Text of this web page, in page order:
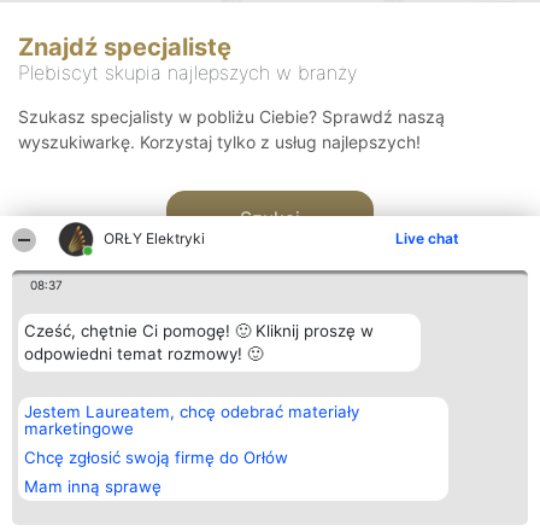
ORŁY Elektryki Live chat
08:37
Cześć, chętnie Ci pomogę! 🙂 Kliknij proszę w
odpowiedni temat rozmowy! 🙂
Jestem Laureatem, chcę odebrać materiały
marketingowe
Chcę zgłosić swoją firmę do Orłów
Mam inną sprawę
Znajdź specjalistę
Plebiscyt skupia najlepszych w branży
Szukasz specjalisty w pobliżu Ciebie? Sprawdź naszą
wyszukiwarkę. Korzystaj tylko z usług najlepszych!
Szukaj
Organizator plebiscytu
Bright Side Solutions sp. z o.
o. sp. k.
ul. Ruska 22
Wrocław 50-079
KRS 0000749100 | Regon
381313360 | NIP 8943132676
Plebiscyt
Laureaci
wszystkich
Laureatów
Regulamin
Kontakt
Kontakt